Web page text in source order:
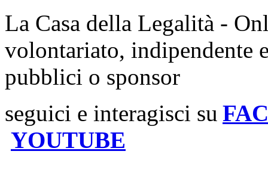
La Casa della Legalità -
volontariato, indipendente
pubblici o sponsor
seguici e interagisci su
YOUTUBE